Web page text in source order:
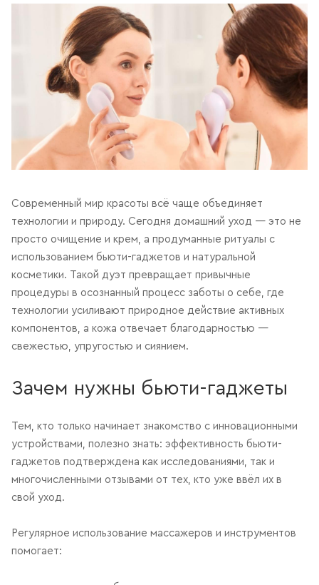
Современный мир красоты всё чаще объединяет
технологии и природу. Сегодня домашний уход — это не
просто очищение и крем, а продуманные ритуалы с
использованием бьюти-гаджетов и натуральной
косметики. Такой дуэт превращает привычные
процедуры в осознанный процесс заботы о себе, где
технологии усиливают природное действие активных
компонентов, а кожа отвечает благодарностью —
свежестью, упругостью и сиянием.
Зачем нужны бьюти-гаджеты
Тем, кто только начинает знакомство с инновационными
устройствами, полезно знать: эффективность бьюти-
гаджетов подтверждена как исследованиями, так и
многочисленными отзывами от тех, кто уже ввёл их в
свой уход.
Регулярное использование массажеров и инструментов
помогает: